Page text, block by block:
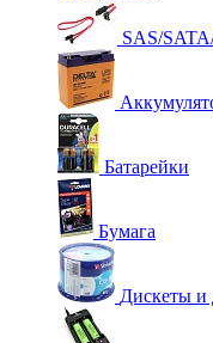
SAS/
Батарейки
Бумага
Дискеты и